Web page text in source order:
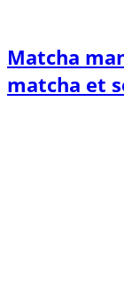
Matcha
matcha et